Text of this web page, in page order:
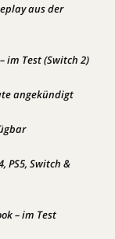
aus der
im Test (Switch 2)
angekündigt
PS5, Switch &
– im Test